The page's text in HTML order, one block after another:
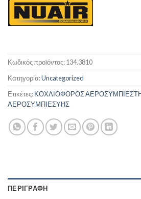
Κωδικός προϊόντος:134.3810
Κατηγορία:Uncategorized
Ετικέτες:ΚΟΧΛΙΟΦΟΡΟΣ
ΑΕΡΟΣΥΜΠΙΕΣΥΗΣ
ΠΕΡΙΓΡΑΦΉ